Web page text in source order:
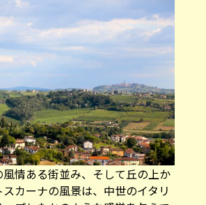
情ある街並み、そして丘の上か
カーナの風景は、中世のイタリ